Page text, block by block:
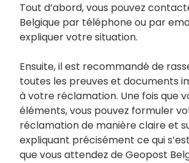
Tout d’abord, vous pouvez
Belgique par téléphone ou par
expliquer votre situation.
Ensuite, il est recommandé de
toutes les preuves et documents
à votre réclamation. Une fois que
éléments, vous pouvez formuler
réclamation de manière claire et
expliquant précisément ce qui
que vous attendez de Geopost